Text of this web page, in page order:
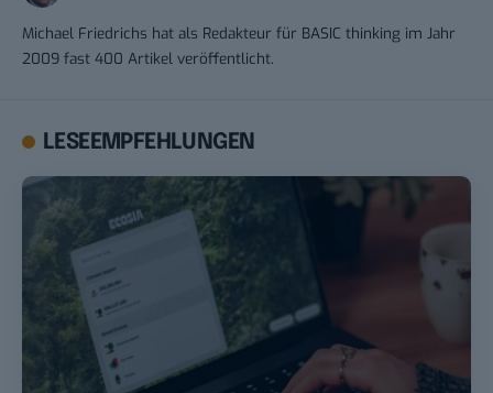
Michael Friedrichs hat als Redakteur für BASIC thinking im Jahr
2009 fast 400 Artikel veröffentlicht.
LESEEMPFEHLUNGEN